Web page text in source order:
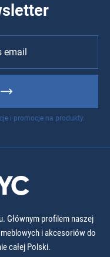
i promocje na produkty.
Głównym profilem naszej
i akcesoriów do
całej Polski.